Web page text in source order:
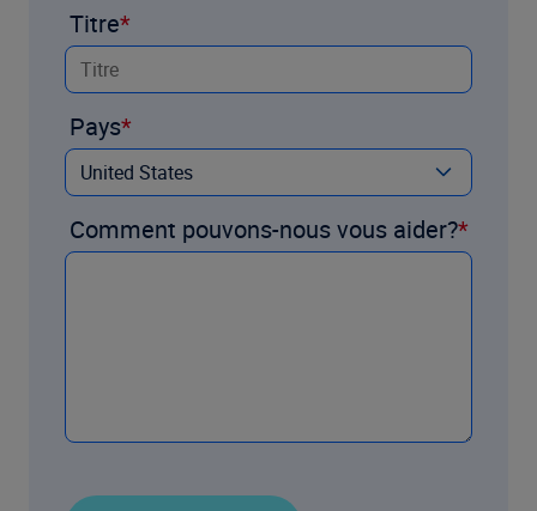
Titre
Pays
Comment pouvons-nous vous aider?